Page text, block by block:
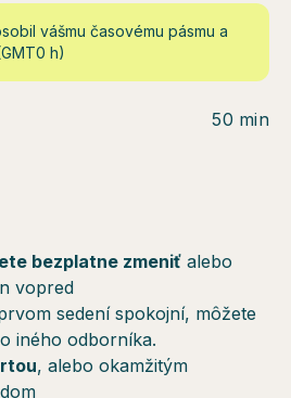
vášmu časovému pásmu a
h)
50 min
bezplatne zmeniť alebo
vopred
sedení spokojní, môžete
iného odborníka.
, alebo okamžitým